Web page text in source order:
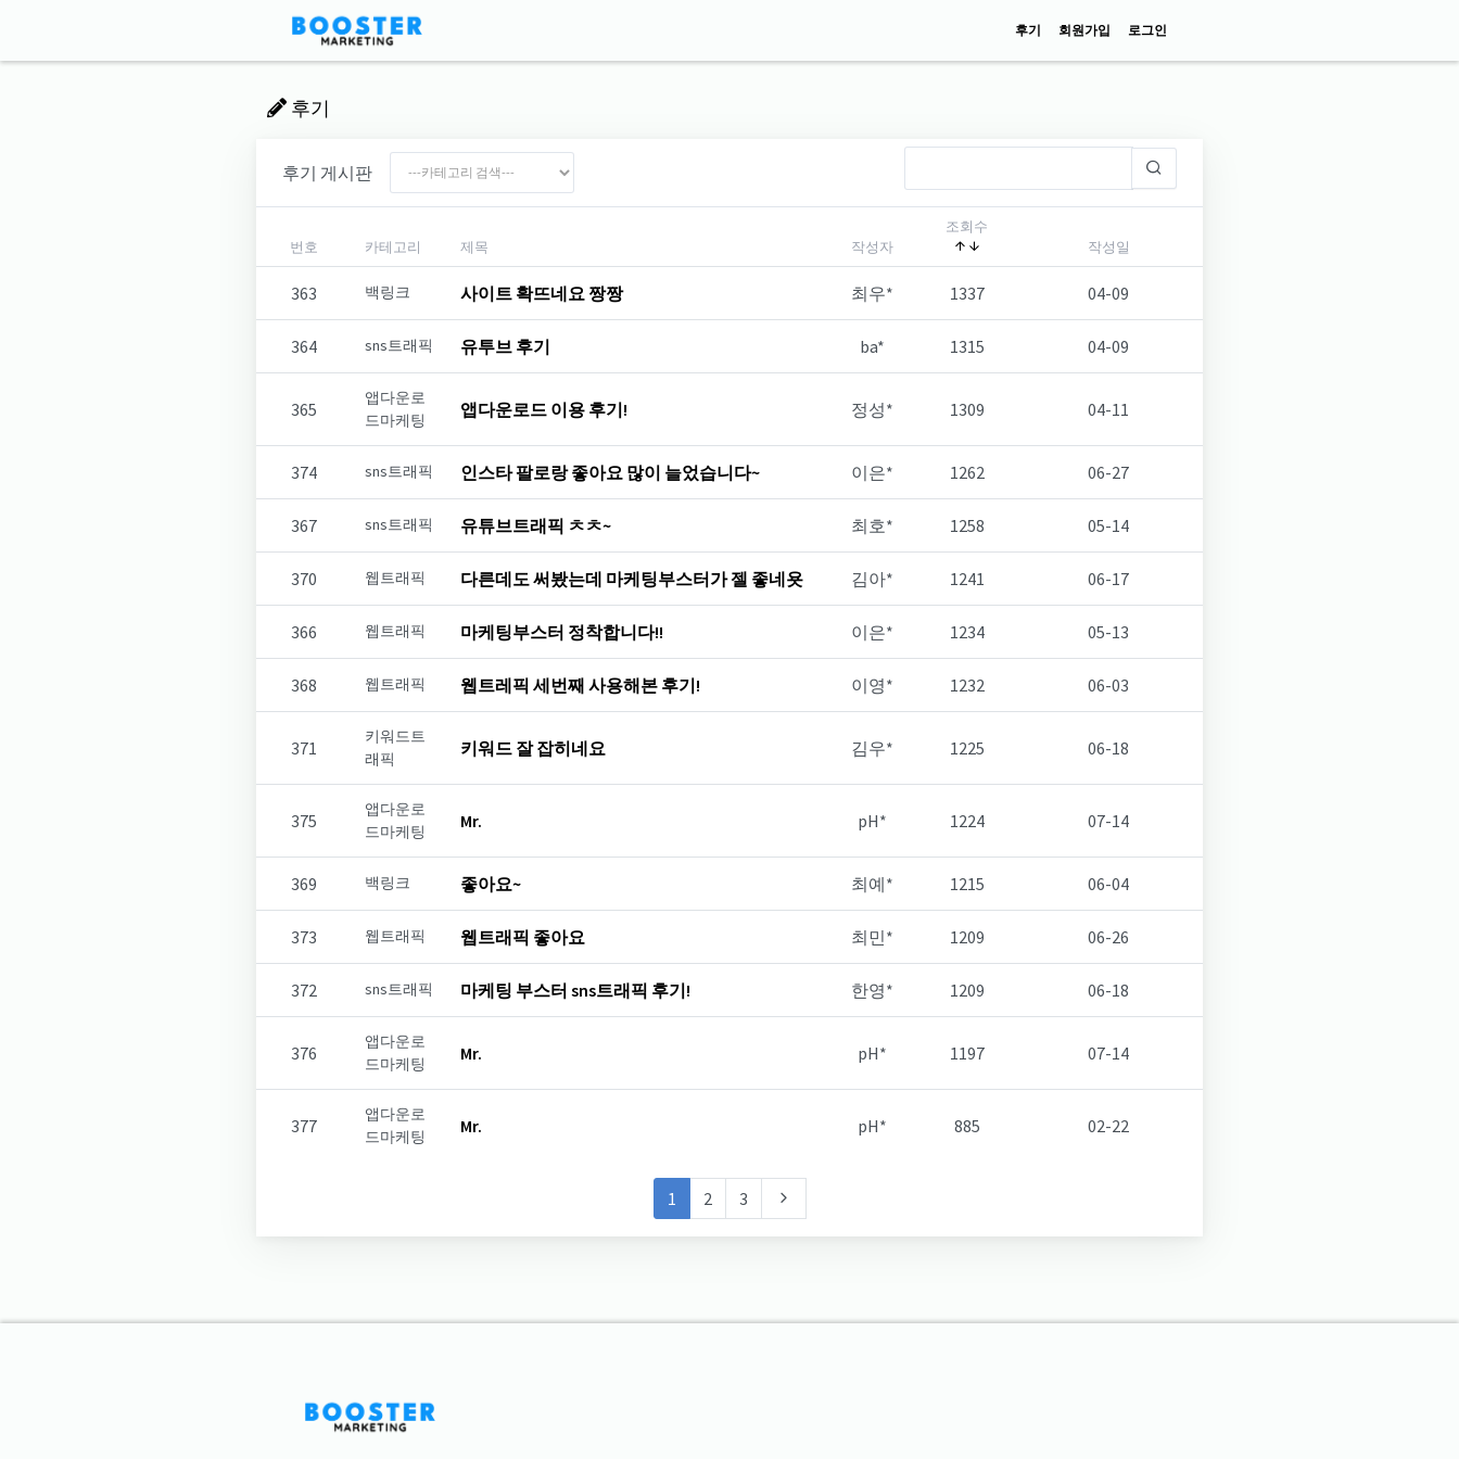
후기 회원가입 로그인
후기
후기 게시판
번호 카테고리 제목 작성자
조회수
작성일
363 백링크 사이트 확뜨네요 짱짱 최우* 1337 04-09
364 sns트래픽 유투브 후기 ba* 1315 04-09
365
앱다운로
드마케팅
앱다운로드 이용 후기! 정성* 1309 04-11
374 sns트래픽 인스타 팔로랑 좋아요 많이 늘었습니다~ 이은* 1262 06-27
367 sns트래픽 유튜브트래픽 ㅊㅊ~ 최호* 1258 05-14
370 웹트래픽 다른데도 써봤는데 마케팅부스터가 젤 좋네욧 김아* 1241 06-17
366 웹트래픽 마케팅부스터 정착합니다!! 이은* 1234 05-13
368 웹트래픽 웹트레픽 세번째 사용해본 후기! 이영* 1232 06-03
371
키워드트
래픽
키워드 잘 잡히네요 김우* 1225 06-18
375
앱다운로
드마케팅
Mr. pH* 1224 07-14
369 백링크 좋아요~ 최예* 1215 06-04
373 웹트래픽 웹트래픽 좋아요 최민* 1209 06-26
372 sns트래픽 마케팅 부스터 sns트래픽 후기! 한영* 1209 06-18
376
앱다운로
드마케팅
Mr. pH* 1197 07-14
377
앱다운로
드마케팅
Mr. pH* 885 02-22
1 2 3